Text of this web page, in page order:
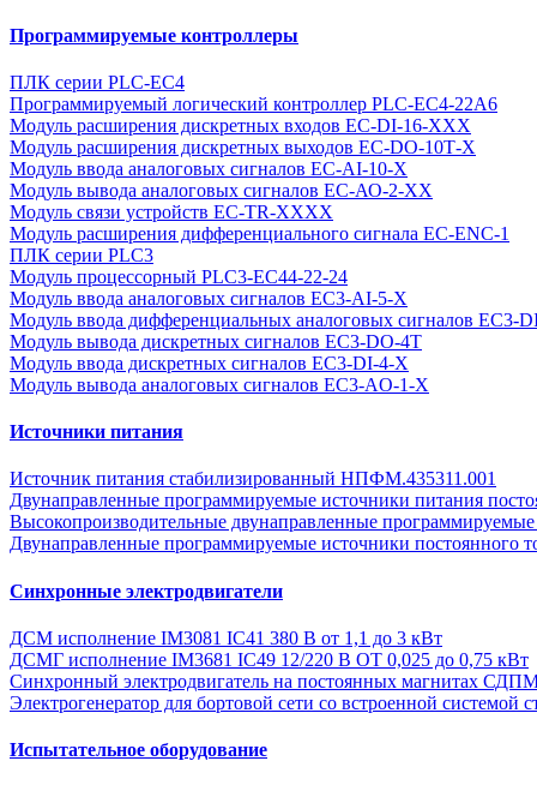
Программируемые контроллеры
ПЛК серии PLC-EC4
Программируемый логический контроллер PLC-EC4-22A6
Модуль расширения дискретных входов EC-DI-16-XХХ
Модуль расширения дискретных выходов EC-DО-10Т-X
Модуль ввода аналоговых сигналов EC-АI-10-X
Модуль вывода аналоговых сигналов EC-АО-2-ХХ
Модуль связи устройств EC-TR-XXXX
Модуль расширения дифференциального сигнала EC-ENC-1
ПЛК серии PLC3
Модуль процессорный PLC3-EC44-22-24
Модуль ввода аналоговых сигналов EC3-AI-5-X
Модуль ввода дифференциальных аналоговых сигналов EC3-
Модуль вывода дискретных сигналов EC3-DO-4T
Модуль ввода дискретных сигналов EC3-DI-4-Х
Модуль вывода аналоговых сигналов EC3-AO-1-X
Источники питания
Источник питания стабилизированный НПФМ.435311.001
Двунаправленные программируемые источники питания
Высокопроизводительные двунаправленные
Двунаправленные программируемые источники постоянного
Синхронные электродвигатели
ДСМ исполнение IM3081 IC41 380 В от 1,1 до 3 кВт
ДСМГ исполнение IM3681 IC49 12/220 В ОТ 0,025 до 0,75 кВт
Синхронный электродвигатель на постоянных магнитах
Электрогенератор для бортовой сети со встроенной
Испытательное оборудование